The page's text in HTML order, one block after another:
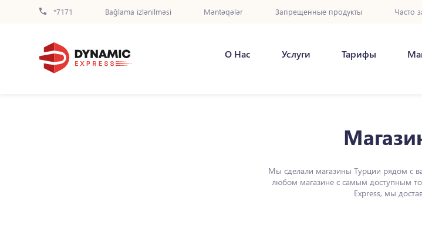
*7171 Bağlama izlənilməsi Məntəqələr Запрещенные продукты Часто
О Нас Услуги Тарифы
Мы сделали магазины Турции рядом с
любом магазине с самым доступным
Express, мы